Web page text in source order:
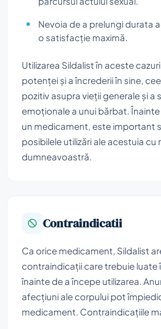
Nevoia de a prelungi durata
o satisfacție maximă.
Utilizarea Sildalist în aceste
potenței și a încrederii în sine,
pozitiv asupra vieții generale și a
emoționale a unui bărbat.
un medicament, este important
posibilele utilizări ale acestuia cu
dumneavoastră.
Contraindicatii
Ca orice medicament, Sildalist
contraindicații care trebuie luate
înainte de a începe utilizarea.
afecțiuni ale corpului pot
medicament. Contraindicațiile